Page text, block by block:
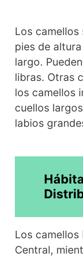
Los camellos
pies de
largo.
libras. Otras
los camellos
cuellos
labios
Los
Central,